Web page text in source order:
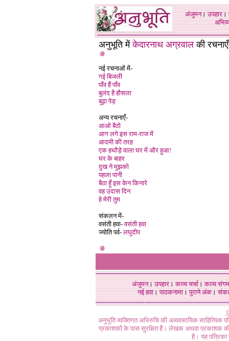
अंजुमन।उपहार।
अनुभूति मेंकेदारनाथ अग्रवाल की
नई रचनाओं में-
गई बिजली
पाँव हैं पाँव
बुलंद है हौसला
बूढ़ा पेड़
अन्य रचनाएँ-
आओ बैठो
आग लगे इस राम-राज में
आदमी की तरह
एक हथौड़े वाला घर में और हुआ!
घर के बाहर
दुख ने मुझको
पहला पानी
बैठा हूँ इस केन किनारे
वह उदास दिन
हे मेरी तुम
संकलन में-
वसंती हवा-वसंती हवा
ज्योति पर्व-लघुदीप
अंजुमन।उपहार।काव्य चर्चा।काव्य संगम
नई हवा। पाठकनामा। पुराने अंक।
अनुभूति व्यक्तिगत अभिरुचि की अव्यवसायिक
प्रकाशकों के पास सुरक्षित हैं। लेखक अथवा प्रकाशक की
है। यह पत्रिका